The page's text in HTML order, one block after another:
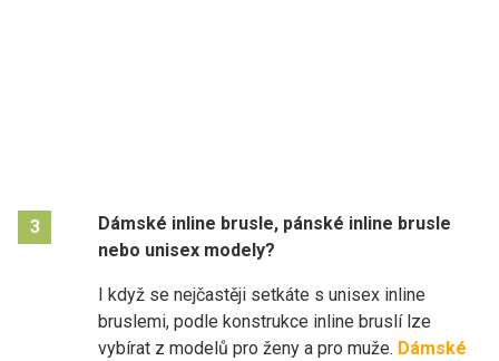
3
Dámské inline brusle, pánské inline brusle
nebo unisex modely?
I když se nejčastěji setkáte s unisex inline
bruslemi, podle konstrukce inline bruslí lze
vybírat z modelů pro ženy a pro muže. Dámské